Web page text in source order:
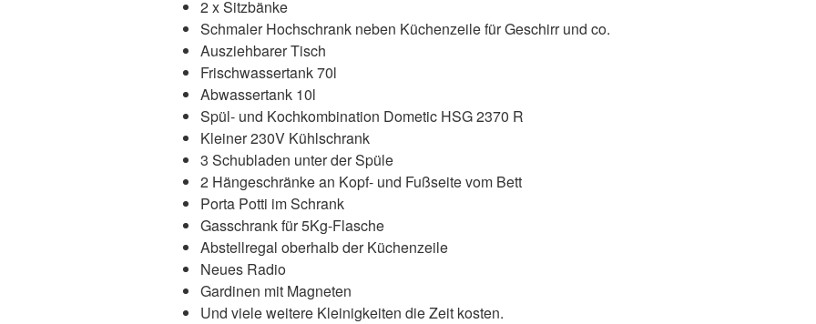
2 x Sitzbänke
Schmaler Hochschrank neben Küchenzeile für Geschirr und co.
Ausziehbarer Tisch
Frischwassertank 70l
Abwassertank 10l
Spül- und Kochkombination Dometic HSG 2370 R
Kleiner 230V Kühlschrank
3 Schubladen unter der Spüle
2 Hängeschränke an Kopf- und Fußseite vom Bett
Porta Potti im Schrank
Gasschrank für 5Kg-Flasche
Abstellregal oberhalb der Küchenzeile
Neues Radio
Gardinen mit Magneten
Und viele weitere Kleinigkeiten die Zeit kosten.